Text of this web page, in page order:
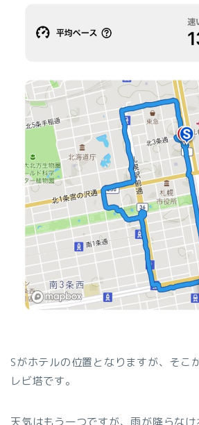
Sがホテルの位置となりますが、そこ
レビ塔です。
天気はもう一つですが、雨が降らなけ